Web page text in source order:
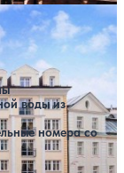
Grande
воды из
номера со
даты